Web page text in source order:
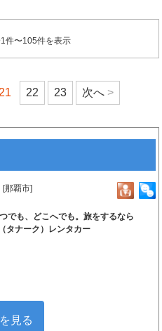
件〜105件を表示
21 22 23 次へ
[那覇市]
でも、どこへでも。旅をするなら
タナーク）レンタカー
見る